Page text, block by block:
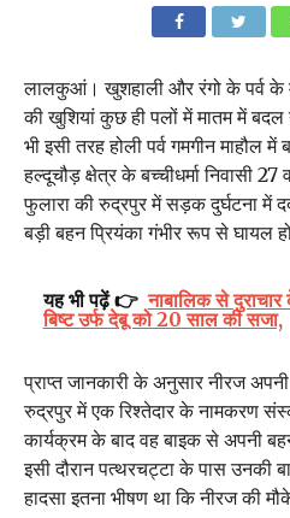
लालकुआं। खुशहाली और रंगो के पर्व के
की खुशियां कुछ ही पलों में मातम में बदल
भी इसी तरह होली पर्व गमगीन माहौल में
हल्दूचौड़ क्षेत्र के बच्चीधर्मा निवासी
फुलारा की रुद्रपुर में सड़क दुर्घटना में
बड़ी बहन प्रियंका गंभीर रूप से घायल
यह भी पढ़ें 👉 नाबालिक से
बिष्ट उर्फ देबू को 20 साल की सजा,
प्राप्त जानकारी के अनुसार नीरज
रुद्रपुर में एक रिश्तेदार के नामकरण
कार्यक्रम के बाद वह बाइक से अपनी
इसी दौरान पत्थरचट्टा के पास
हादसा इतना भीषण था कि नीरज की